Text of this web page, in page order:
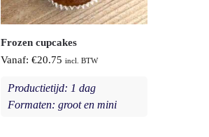
Frozen cupcakes
Vanaf: €20.75 incl. BTW
Productietijd: 1 dag
Formaten: groot en mini